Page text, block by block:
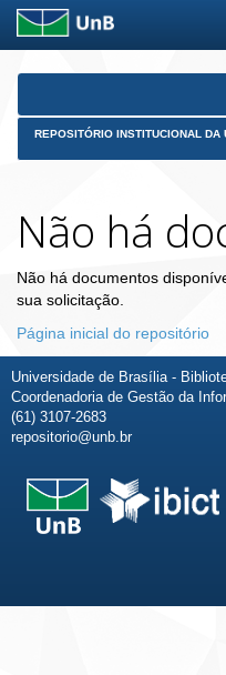
Skip
REPOSITÓRIO INSTITUCIONAL DA
Não há
Não há documentos
sua solicitação.
Página inicial do repositório
Universidade de Brasília -
Coordenadoria de Gestão da
(61) 3107-2683
repositorio@unb.br